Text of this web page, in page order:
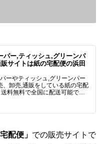
パー,ティッシュ,グリーンパ
サイトは紙の宅配便の浜田
ーやティッシュ,グリーンパー
、卸売,通販をしている紙の宅配
料無料で全国に配送可能で
りま…
配便」 での販売サイトで